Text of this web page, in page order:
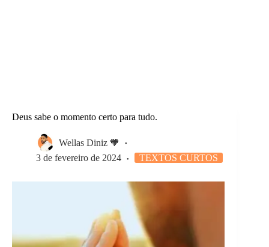
Deus sabe o momento certo para tudo.
Wellas Diniz 🧡
3 de fevereiro de 2024
TEXTOS CURTOS